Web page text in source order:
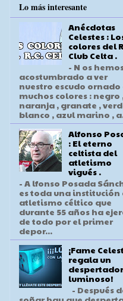
Lo más interesante
Anécdotas
Celestes :
colores del
Club Celta .
- N os
acostumbrado a ver
nuestro escudo ornado
muchos colores : negro
naranja , granate ,
blanco , azul marino ,
Alfonso
: El eterno
celtista del
atletismo
vigués .
- A lfonso Posada
es toda una institución
atletismo céltico que
durante 55 años ha
de todo por el primer
depor...
¡Fame
regala un
despertador
luminoso!
- Después